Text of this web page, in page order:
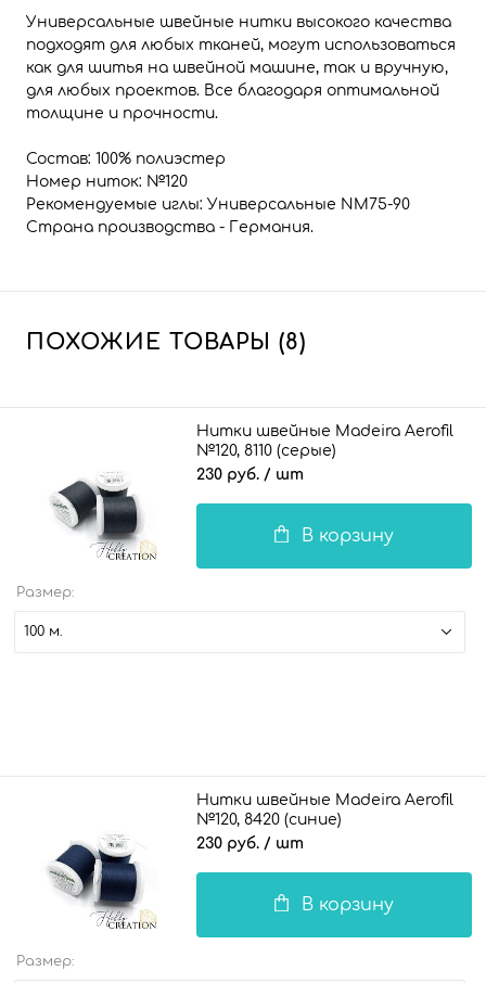
Универсальные швейные нитки высокого качества
подходят для любых тканей, могут использоваться
как для шитья на швейной машине, так и вручную,
для любых проектов. Все благодаря оптимальной
толщине и прочности.
Состав: 100% полиэстер
Номер ниток: №120
Рекомендуемые иглы: Универсальные NM75-90
Страна производства - Германия.
ПОХОЖИЕ ТОВАРЫ (8)
Нитки швейные Madeira Aerofil
№120, 8110 (серые)
230 руб. / шт
В корзину
Размер:
100 м.
Нитки швейные Madeira Aerofil
№120, 8420 (синие)
230 руб. / шт
В корзину
Размер: